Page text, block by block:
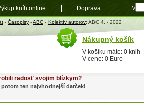
- Časopisy -ABC - Kolektív autorov: ABC 4. - 2022
radosť svojim blízkym?
potom ten najvhodnejší darček!
Nákupný košík
V košíku máte: 0 knih
V cene: 0 Euro
kníh online Doprava Mapa